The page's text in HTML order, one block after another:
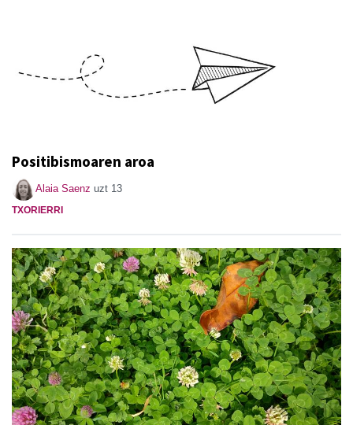
Positibismoaren aroa
Alaia Saenz uzt 13
TXORIERRI